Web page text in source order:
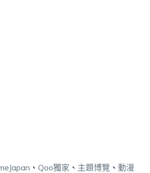
、 Qoo獨家 、 主題博覽 、 動漫